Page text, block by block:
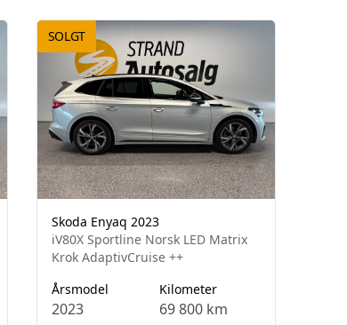
SOLGT
Skoda Enyaq 2023
iV80X Sportline Norsk LED Matrix
Krok AdaptivCruise ++
Årsmodel
2023
Kilometer
69 800 km